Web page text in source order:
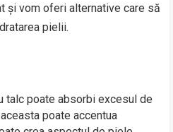
și vom oferi alternative care să
pielii.
talc poate absorbi excesul de
poate accentua